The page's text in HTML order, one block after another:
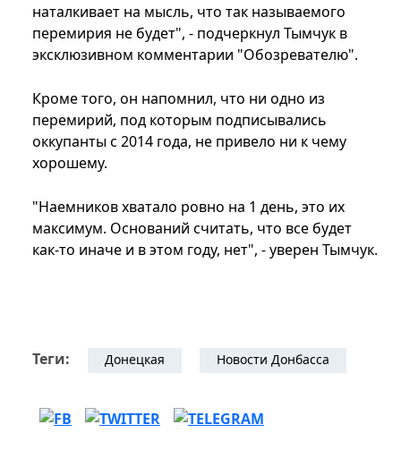
наталкивает на мысль, что так называемого
перемирия не будет", - подчеркнул Тымчук в
эксклюзивном комментарии "Обозревателю".
Кроме того, он напомнил, что ни одно из
перемирий, под которым подписывались
оккупанты с 2014 года, не привело ни к чему
хорошему.
"Наемников хватало ровно на 1 день, это их
максимум. Оснований считать, что все будет
как-то иначе и в этом году, нет", - уверен Тымчук.
Теги: Донецкая Новости Донбасса